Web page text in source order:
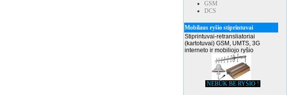
GSM
DCS
Mobilaus ryšio stiprintuvai
Stiprintuvai-retransliatoriai
(kartotuvai) GSM, UMTS, 3G
interneto ir mobiliojo ryšio
NEBŪK BE RYŠIO !